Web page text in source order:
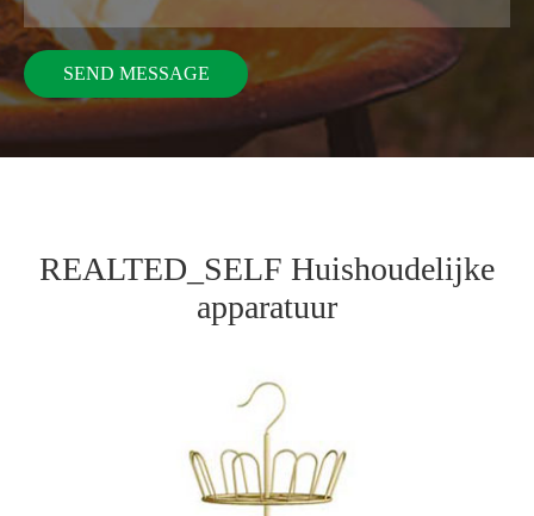
REALTED_SELF Huishoudelijke
apparatuur